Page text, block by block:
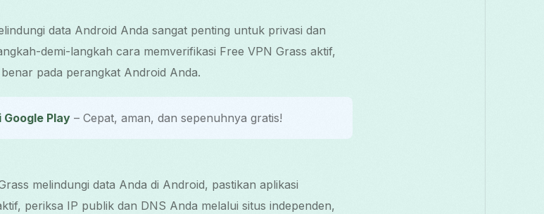
data Android Anda sangat penting untuk privasi dan
demi-langkah cara memverifikasi Free VPN Grass aktif,
pada perangkat Android Anda.
Play – Cepat, aman, dan sepenuhnya gratis!
melindungi data Anda di Android, pastikan aplikasi
periksa IP publik dan DNS Anda melalui situs independen,